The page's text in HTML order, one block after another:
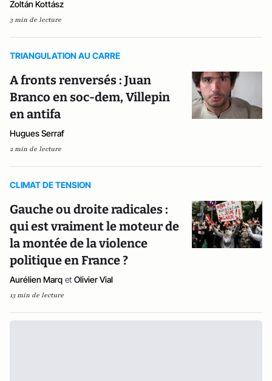
Zoltán Kottász
3 min de lecture
TRIANGULATION AU CARRE
A fronts renversés : Juan
Branco en soc-dem, Villepin
en antifa
Hugues Serraf
2 min de lecture
CLIMAT DE TENSION
Gauche ou droite radicales :
qui est vraiment le moteur de
la montée de la violence
politique en France ?
Aurélien Marq et Olivier Vial
13 min de lecture